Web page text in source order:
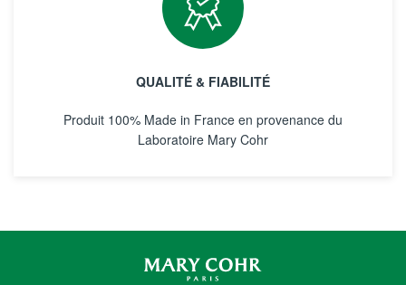
QUALITÉ & FIABILITÉ
Produit 100% Made in France en provenance du
Laboratoire Mary Cohr